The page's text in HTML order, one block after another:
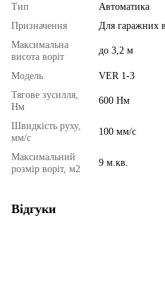
Тип
Автоматика
Призначення
Для гаражних
Максимальна
висота воріт
до 3,2 м
Модель
VER 1-3
Тягове зусилля,
Нм
600 Нм
Швидкість руху,
мм/с
100 мм/с
Максимальний
розмір воріт, м2
9 м.кв.
Відгуки